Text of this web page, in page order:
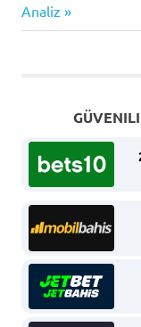
Analiz